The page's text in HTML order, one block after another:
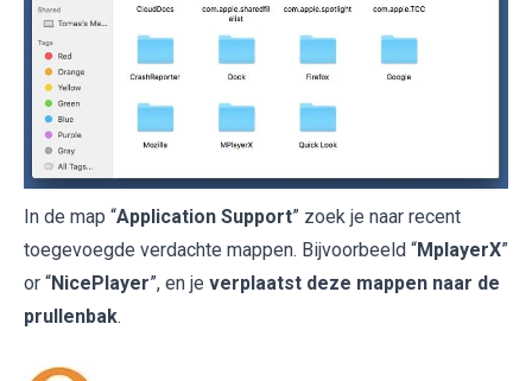
In de map “Application Support” zoek je naar recent
toegevoegde verdachte mappen. Bijvoorbeeld “MplayerX”
or “NicePlayer”, en je verplaatst deze mappen naar de
prullenbak.